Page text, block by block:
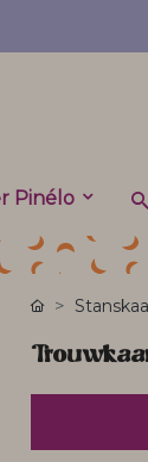
Pinélo